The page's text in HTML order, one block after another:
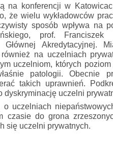
na konferencji w
że wielu wykładowców
sposób wpływa na
prof. Franciszek
Głównej Akredytacyjnej.
również na uczelniach
uczelniom, których poziom
patologii. Obecnie
takich uprawnień.
dyskryminację uczelni
uczelniach
czasie do grona
się uczelni prywatnych.